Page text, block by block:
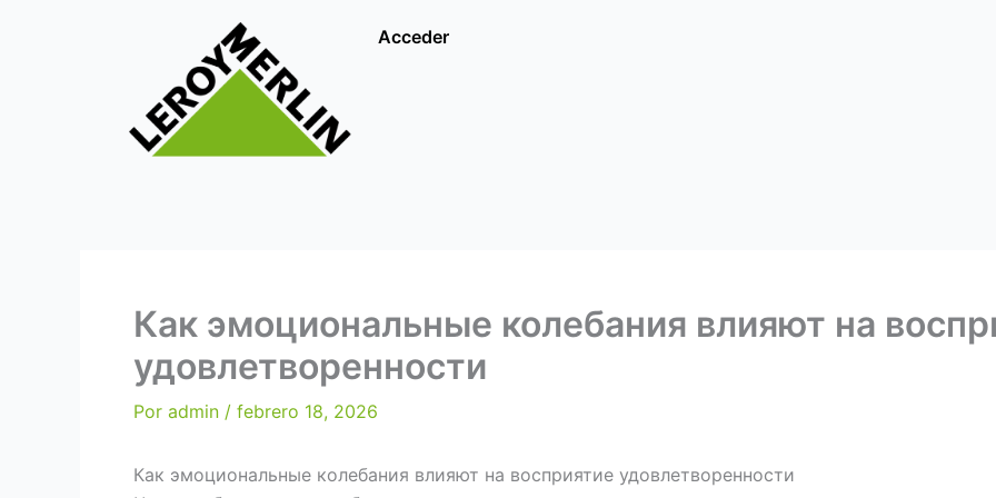
Acceder
Как эмоциональные колебания влияют на
удовлетворенности
Por admin / febrero 18, 2026
Как эмоциональные колебания влияют на восприятие удовлетворенности